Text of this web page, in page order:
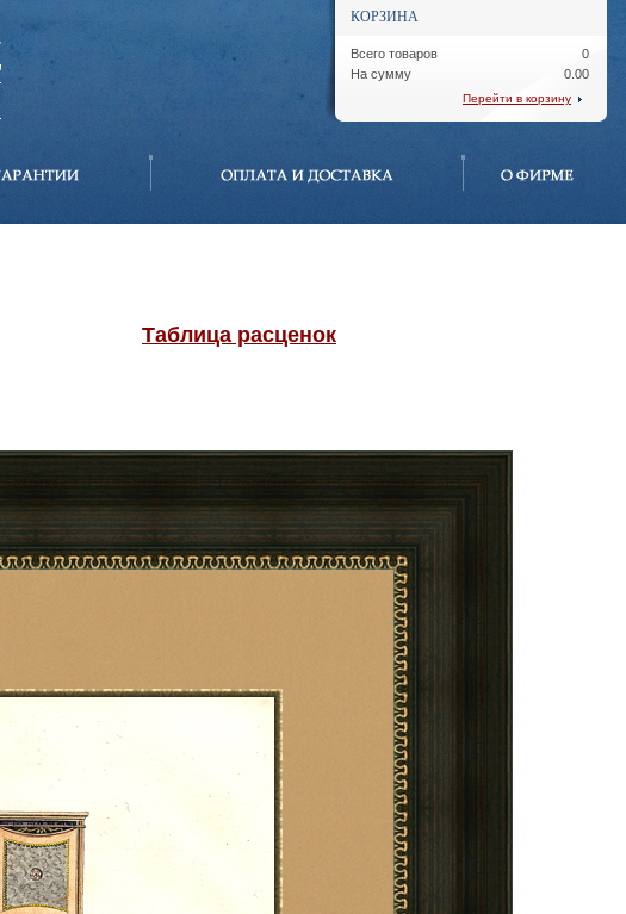
КОРЗИНА
Всего товаров
На сумму
0
0.00
Перейти в корзину
Таблица расценок